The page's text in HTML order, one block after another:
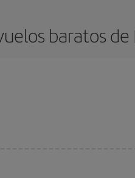
baratos de